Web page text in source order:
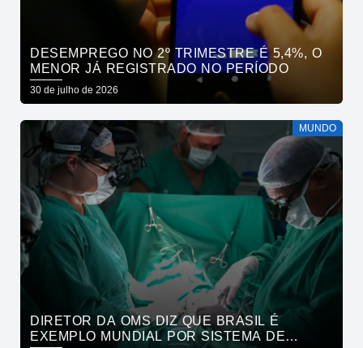
DESEMPREGO NO 2º TRIMESTRE É 5,4%, O
MENOR JÁ REGISTRADO NO PERÍODO
30 de julho de 2026
MUNDO
DIRETOR DA OMS DIZ QUE BRASIL É
EXEMPLO MUNDIAL POR SISTEMA DE